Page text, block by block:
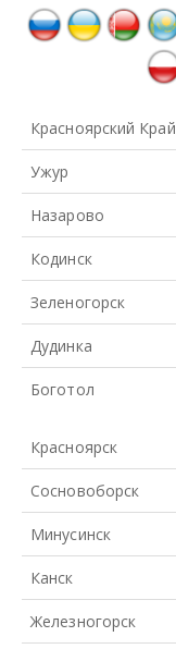
Красноярский Край
Ужур
Назарово
Кодинск
Зеленогорск
Дудинка
Боготол
Красноярск
Сосновоборск
Минусинск
Канск
Железногорск